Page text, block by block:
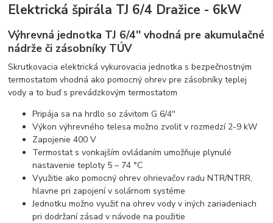
Elektrická špirála TJ 6/4 Dražice - 6kW
Výhrevná jednotka TJ 6/4'' vhodná pre akumulačné
nádrže či zásobníky TÚV
Skrutkovacia elektrická vykurovacia jednotka s bezpečnostným
termostatom vhodná ako pomocný ohrev pre zásobníky teplej
vody a to buď s prevádzkovým termostatom
Pripája sa na hrdlo so závitom G 6/4''
Výkon výhrevného telesa možno zvoliť v rozmedzí 2-9 kW
Zapojenie 400 V
Termostat s vonkajším ovládaním umožňuje plynulé
nastavenie teploty 5 – 74 °C
Využitie ako pomocný ohrev ohrievačov radu NTR/NTRR,
hlavne pri zapojení v solárnom systéme
Jednotku možno využiť na ohrev vody v iných zariadeniach
pri dodržaní zásad v návode na použitie